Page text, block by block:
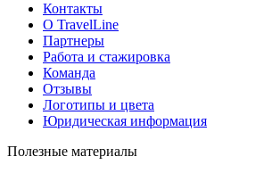
Контакты
О TravelLine
Партнеры
Работа и стажировка
Команда
Отзывы
Логотипы и цвета
Юридическая информация
Полезные материалы